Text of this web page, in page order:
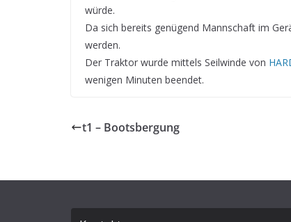
würde.
Da sich bereits genügend Mannschaft im
werden.
Der Traktor wurde mittels Seilwinde von
wenigen Minuten beendet.
t1 – Bootsbergung